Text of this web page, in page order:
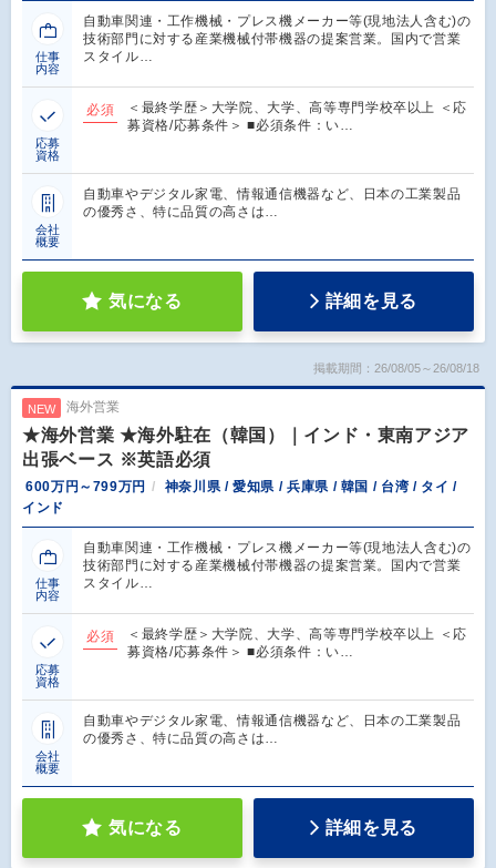
仕事
内容
自動車関連・工作機械・プレス機メーカー等(現地法人含む)の
技術部門に対する産業機械付帯機器の提案営業。国内で営業
スタイル…
応募
資格
必須
＜最終学歴＞大学院、大学、高等専門学校卒以上 ＜応
募資格/応募条件＞ ■必須条件：い…
会社
概要
自動車やデジタル家電、情報通信機器など、日本の工業製品
の優秀さ、特に品質の高さは…
気になる 詳細を見る
掲載期間：26/08/05～26/08/18
NEW 海外営業
★海外営業 ★海外駐在（韓国）｜インド・東南アジア
出張ベース ※英語必須
600万円～799万円
神奈川県 / 愛知県 / 兵庫県 / 韓国 / 台湾 / タイ /
インド
仕事
内容
自動車関連・工作機械・プレス機メーカー等(現地法人含む)の
技術部門に対する産業機械付帯機器の提案営業。国内で営業
スタイル…
応募
資格
必須
＜最終学歴＞大学院、大学、高等専門学校卒以上 ＜応
募資格/応募条件＞ ■必須条件：い…
会社
概要
自動車やデジタル家電、情報通信機器など、日本の工業製品
の優秀さ、特に品質の高さは…
気になる 詳細を見る